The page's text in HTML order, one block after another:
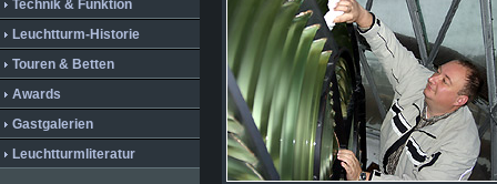
Technik & Funktion
Leuchtturm-Historie
Touren & Betten
Awards
Gastgalerien
Leuchtturmliteratur